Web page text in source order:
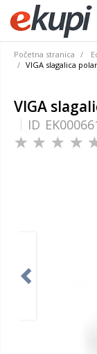
Početna stranica
VIGA slagalica
VIGA
ID